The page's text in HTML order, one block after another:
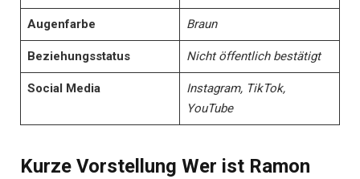
Augenfarbe Braun
Beziehungsstatus Nicht öffentlich bestätigt
Social Media
Instagram, TikTok,
YouTube
Kurze Vorstellung Wer ist Ramon